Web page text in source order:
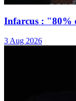
Infarcus : "80%
3 Aug 2026